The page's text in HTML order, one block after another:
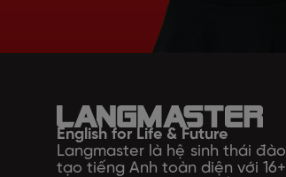
English for Life & Future
Langmaster là hệ sinh thái đào
tạo tiếng Anh toàn diện với 16+